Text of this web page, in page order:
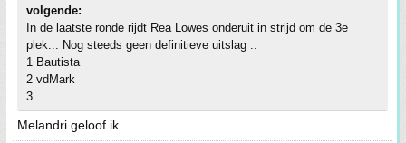
volgende:
In de laatste ronde rijdt Rea Lowes onderuit in strijd om de 3e
plek... Nog steeds geen definitieve uitslag ..
1 Bautista
2 vdMark
3....
Melandri geloof ik.